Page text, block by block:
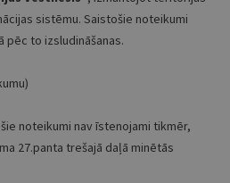
sistēmu. Saistošie noteikumi
pēc to izsludināšanas.
noteikumi nav īstenojami tikmēr,
27.panta trešajā daļā minētās